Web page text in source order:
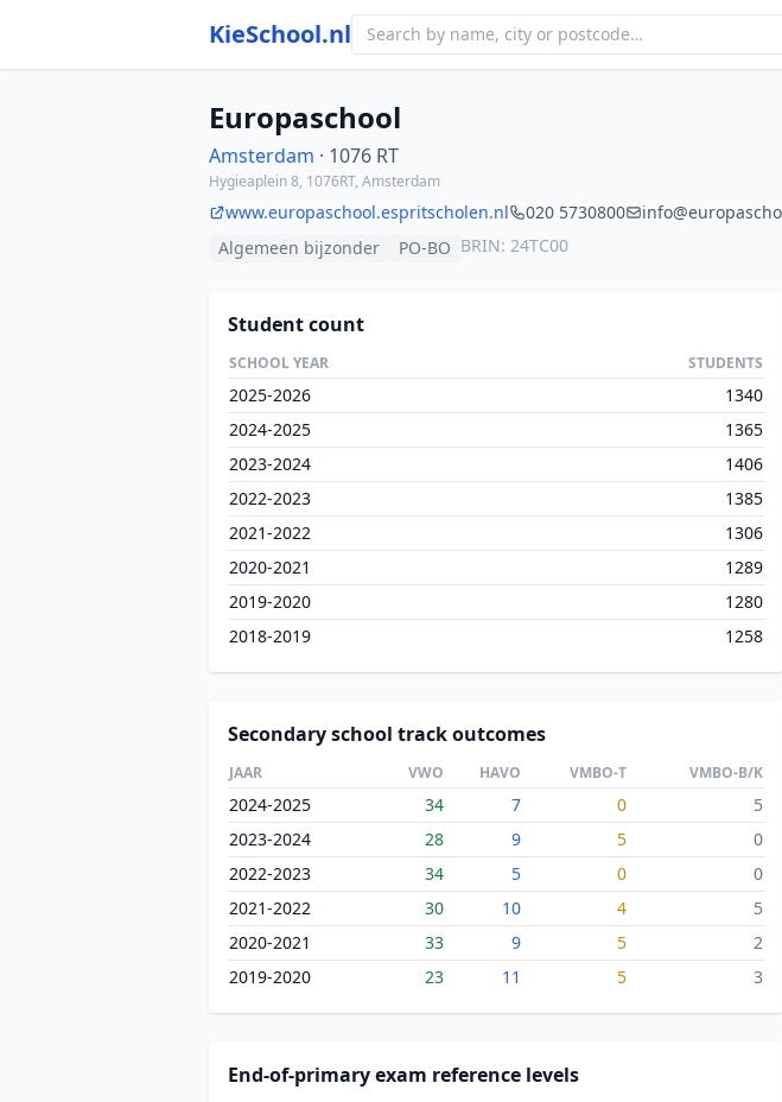
KieSchool.nl
Europaschool
Amsterdam · 1076 RT
Hygieaplein 8, 1076RT, Amsterdam
www.europaschool.espritscholen.nl 020 5730800
Algemeen bijzonder
PO-BO BRIN: 24TC00
Student count
SCHOOL YEAR STUDENTS
2025-2026
1340
2024-2025
1365
2023-2024
1406
2022-2023
1385
2021-2022
1306
2020-2021
1289
2019-2020
1280
2018-2019
1258
Secondary school track outcomes
JAAR VWO HAVO VMBO-T VMBO-B/K
2024-2025 34 7 0
5
2023-2024
28 9 5
0
2022-2023
34 5 0
0
2021-2022
30 10 4
5
2020-2021
33 9 5
2
2019-2020
23 11 5 3
End-of-primary exam reference levels